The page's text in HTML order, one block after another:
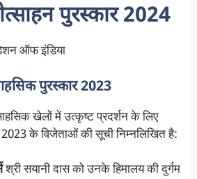
पुरस्कार 2024
ऑफ इंडिया
पुरस्कार 2023
खेलों में उत्कृष्ट प्रदर्शन के लिए
2023 के विजेताओं की सूची निम्नलिखित है:
श्री सयानी दास को उनके हिमालय की दुर्गम